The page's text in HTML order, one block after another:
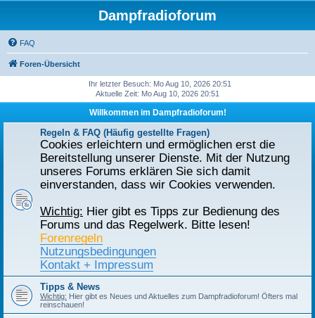
Dampfradioforum
FAQ
Foren-Übersicht
Ihr letzter Besuch: Mo Aug 10, 2026 20:51
Aktuelle Zeit: Mo Aug 10, 2026 20:51
Willkommen im Dampfradioforum!
Regeln & FAQ (Häufig gestellte Fragen)
Cookies erleichtern und ermöglichen erst die
Bereitstellung unserer Dienste. Mit der Nutzung
unseres Forums erklären Sie sich damit
einverstanden, dass wir Cookies verwenden.
Wichtig: Hier gibt es Tipps zur Bedienung des
Forums und das Regelwerk. Bitte lesen!
Forenregeln
Nutzungsbedingungen
Kontakt + Impressum
Tipps & News
Wichtig: Hier gibt es Neues und Aktuelles zum Dampfradioforum! Öfters mal
reinschauen!